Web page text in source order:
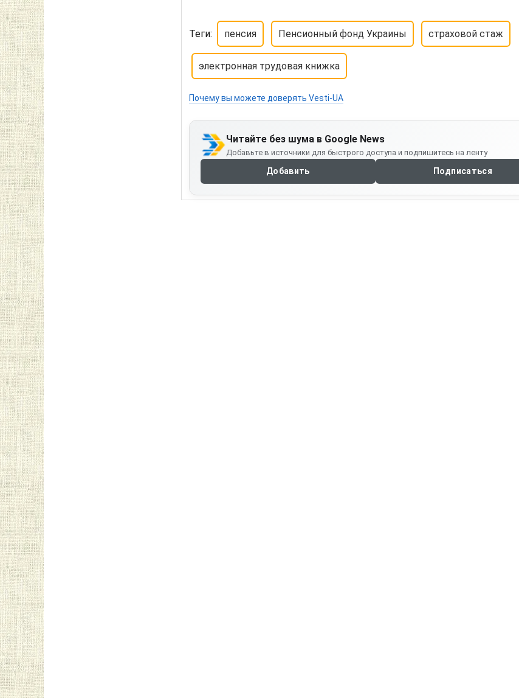
Теги: пенсия Пенсионный фонд Украины страховой стаж
электронная трудовая книжка
Почему вы можете доверять Vesti-UA
Читайте без шума в Google News
Добавьте в источники для быстрого доступа и подпишитесь на ленту
Добавить Подписаться